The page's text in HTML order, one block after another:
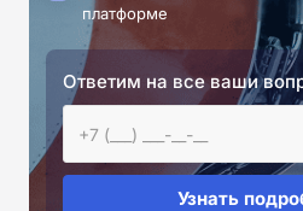
платформе
Ответим на все ваши
Узнать